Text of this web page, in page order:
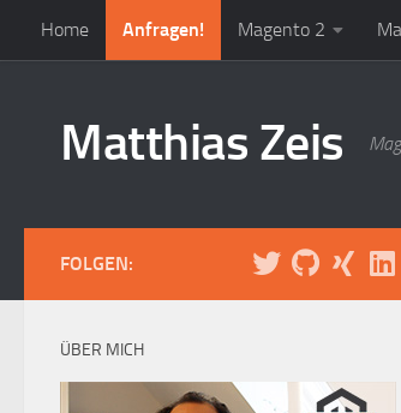
Zum Inhalt springen
Home Anfragen! Magento 2
Matthias Zeis
FOLGEN:
ÜBER MICH